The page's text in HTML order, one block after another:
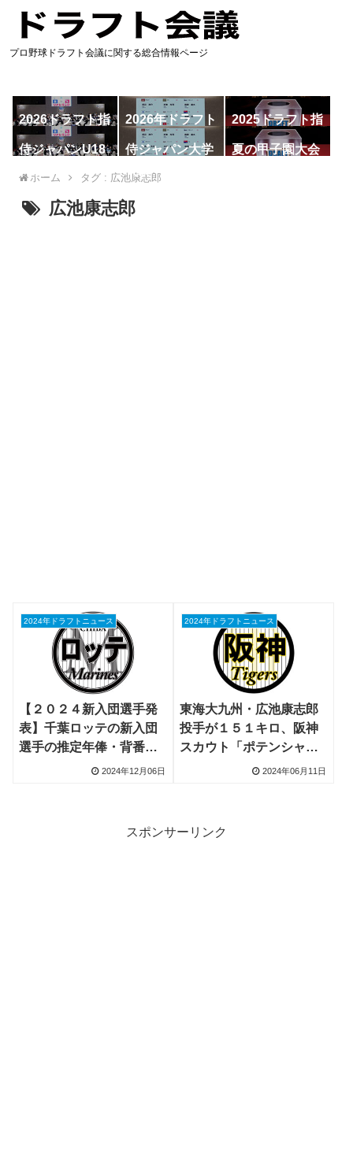
プロ野球ドラフト会議に関する総合情報ページ
2026ドラフト指
名予想
2026年ドラフト
候補
2025ドラフト指
名一覧
侍ジャパンU18
代表
侍ジャパン大学
代表
夏の甲子園大会
ホーム タグ : 広池康志郎
広池康志郎
2024年ドラフトニュース
【２０２４新入団選手発
表】千葉ロッテの新入団
選手の推定年俸・背番号
2024年12月06日
2024年ドラフトニュース
東海大九州・広池康志郎
投手が１５１キロ、阪神
スカウト「ポテンシャル
2024年06月11日
スポンサーリンク